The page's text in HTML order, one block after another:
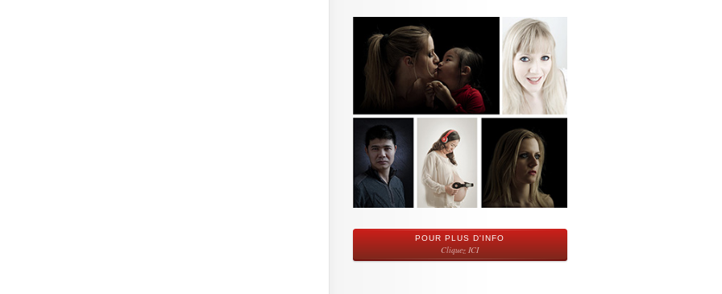
POUR PLUS D'INFO
Cliquez ICI